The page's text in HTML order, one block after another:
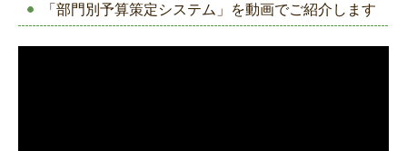
「部門別予算策定システム」を動画でご紹介します